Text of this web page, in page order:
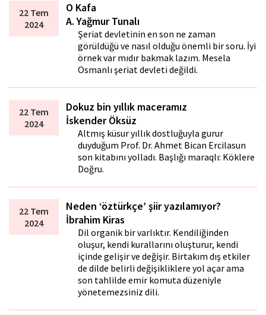
22 Tem
2024
O Kafa
A. Yağmur Tunalı
Şeriat devletinin en son ne zaman
görüldüğü ve nasıl olduğu önemli bir soru. İyi
örnek var mıdır bakmak lazım. Mesela
Osmanlı şeriat devleti değildi.
22 Tem
2024
Dokuz bin yıllık maceramız
İskender Öksüz
Altmış küsur yıllık dostluğuyla gurur
duyduğum Prof. Dr. Ahmet Bican Ercilasun
son kitabını yolladı. Başlığı maraqlı: Köklere
Doğru.
22 Tem
2024
Neden ‘öztürkçe’ şiir yazılamıyor?
İbrahim Kiras
Dil organik bir varlıktır. Kendiliğinden
oluşur, kendi kurallarını oluşturur, kendi
içinde gelişir ve değişir. Birtakım dış etkiler
de dilde belirli değişikliklere yol açar ama
son tahlilde emir komuta düzeniyle
yönetemezsiniz dili.